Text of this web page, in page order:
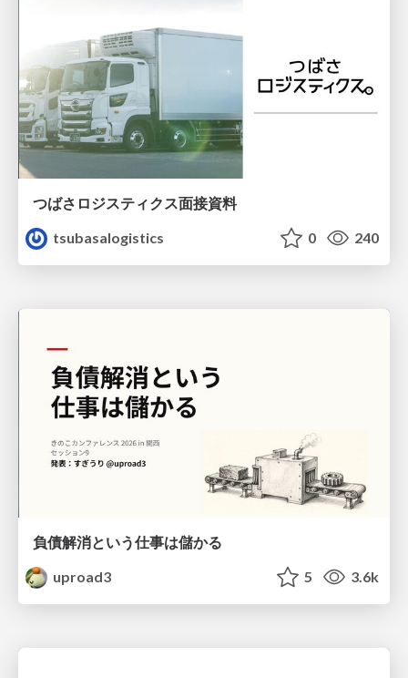
つばさロジスティクス面接資料
tsubasalogistics
0 240
負債解消という仕事は儲かる
uproad3
5 3.6k